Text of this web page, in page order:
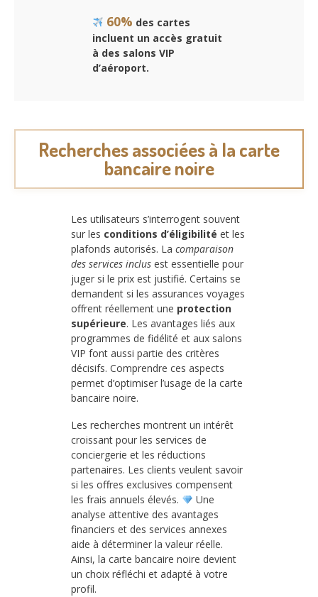
60% des cartes
incluent un accès gratuit
à des salons VIP
d’aéroport.
Recherches associées à la carte
bancaire noire
Les utilisateurs s’interrogent souvent
sur les conditions d’éligibilité et les
plafonds autorisés. La comparaison
des services inclus est essentielle pour
juger si le prix est justifié. Certains se
demandent si les assurances voyages
offrent réellement une protection
supérieure. Les avantages liés aux
programmes de fidélité et aux salons
VIP font aussi partie des critères
décisifs. Comprendre ces aspects
permet d’optimiser l’usage de la carte
bancaire noire.
Les recherches montrent un intérêt
croissant pour les services de
conciergerie et les réductions
partenaires. Les clients veulent savoir
si les offres exclusives compensent
les frais annuels élevés.
Une
analyse attentive des avantages
financiers et des services annexes
aide à déterminer la valeur réelle.
Ainsi, la carte bancaire noire devient
un choix réfléchi et adapté à votre
profil.